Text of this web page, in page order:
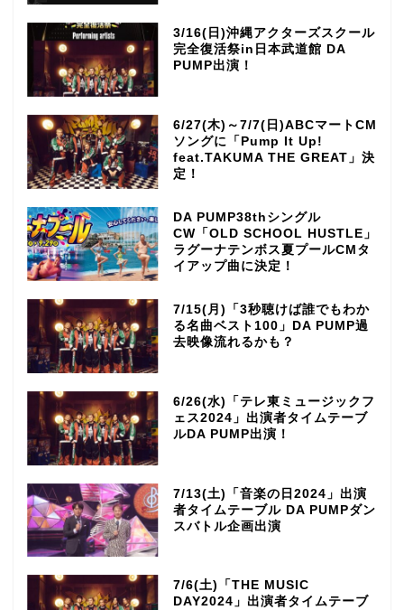
3/16(日)沖縄アクターズスクール
完全復活祭in日本武道館 DA
PUMP出演！
6/27(木)～7/7(日)ABCマートCM
ソングに「Pump It Up!
feat.TAKUMA THE GREAT」決
定！
DA PUMP38thシングル
CW「OLD SCHOOL HUSTLE」
ラグーナテンボス夏プールCMタ
イアップ曲に決定！
7/15(月)「3秒聴けば誰でもわか
る名曲ベスト100」DA PUMP過
去映像流れるかも？
6/26(水)「テレ東ミュージックフ
ェス2024」出演者タイムテーブ
ルDA PUMP出演！
7/13(土)「音楽の日2024」出演
者タイムテーブル DA PUMPダン
スバトル企画出演
7/6(土)「THE MUSIC
DAY2024」出演者タイムテーブ